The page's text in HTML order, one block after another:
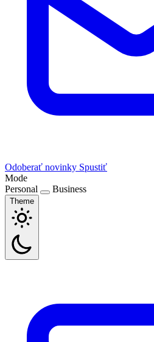
Odoberať novinky Spustiť
Mode
Personal
Business
Theme